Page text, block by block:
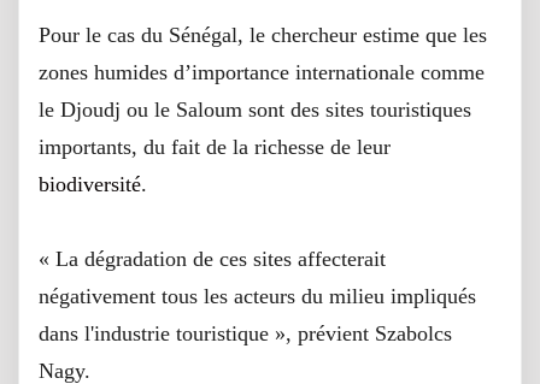
Pour le cas du Sénégal, le chercheur estime que les
zones humides d’importance internationale comme
le Djoudj ou le Saloum sont des sites touristiques
importants, du fait de la richesse de leur
biodiversité.
« La dégradation de ces sites affecterait
négativement tous les acteurs du milieu impliqués
dans l'industrie touristique », prévient Szabolcs
Nagy.